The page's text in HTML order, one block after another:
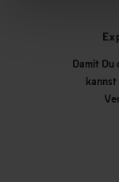
Damit Du